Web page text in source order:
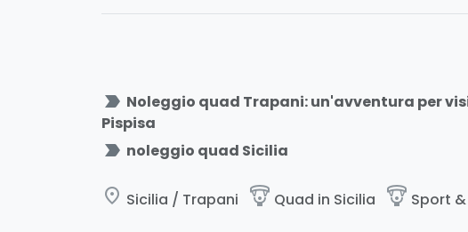
label_important Noleggio quad Trapani: un'avventura per
Pispisa
label_important noleggio quad Sicilia
place Sicilia / Trapani paragliding Quad in Sicilia paragliding Sport